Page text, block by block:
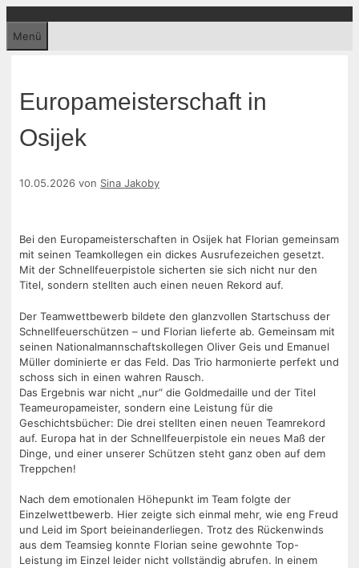
springen
Menü
Europameisterschaft in
Osijek
10.05.2026 von Sina Jakoby
Bei den Europameisterschaften in Osijek hat Florian gemeinsam
mit seinen Teamkollegen ein dickes Ausrufezeichen gesetzt.
Mit der Schnellfeuerpistole sicherten sie sich nicht nur den
Titel, sondern stellten auch einen neuen Rekord auf.
Der Teamwettbewerb bildete den glanzvollen Startschuss der
Schnellfeuerschützen – und Florian lieferte ab. Gemeinsam mit
seinen Nationalmannschaftskollegen Oliver Geis und Emanuel
Müller dominierte er das Feld. Das Trio harmonierte perfekt und
schoss sich in einen wahren Rausch.
Das Ergebnis war nicht „nur“ die Goldmedaille und der Titel
Teameuropameister, sondern eine Leistung für die
Geschichtsbücher: Die drei stellten einen neuen Teamrekord
auf. Europa hat in der Schnellfeuerpistole ein neues Maß der
Dinge, und einer unserer Schützen steht ganz oben auf dem
Treppchen!
Nach dem emotionalen Höhepunkt im Team folgte der
Einzelwettbewerb. Hier zeigte sich einmal mehr, wie eng Freud
und Leid im Sport beieinanderliegen. Trotz des Rückenwinds
aus dem Teamsieg konnte Florian seine gewohnte Top-
Leistung im Einzel leider nicht vollständig abrufen. In einem